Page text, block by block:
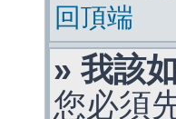
回頂端
» 我該
您必須